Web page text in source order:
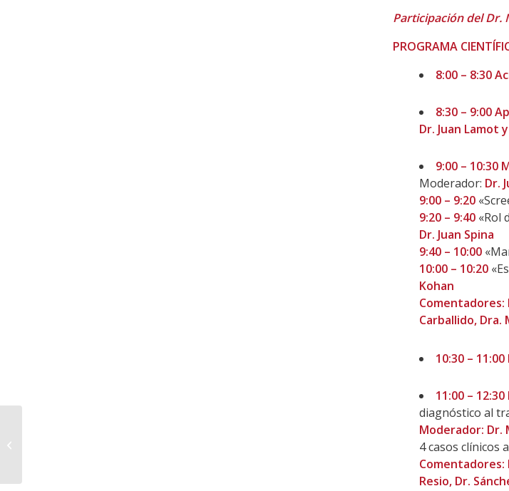
Participación del Dr.
PROGRAMA
8:00 – 8:30
8:30 – 9:00
Dr. Juan Lamot
9:00 – 10:30
Moderador: Dr.
9:00 – 9:20
9:20 – 9:40 «Rol
Dr. Juan Spina
9:40 – 10:00
10:00 – 10:20
Kohan
Comentadores:
Carballido, Dra.
10:30 –
11:00 – 12:30
diagnóstico al
Moderador: Dr.
4 casos clínicos
Comentadores:
Resio, Dr.